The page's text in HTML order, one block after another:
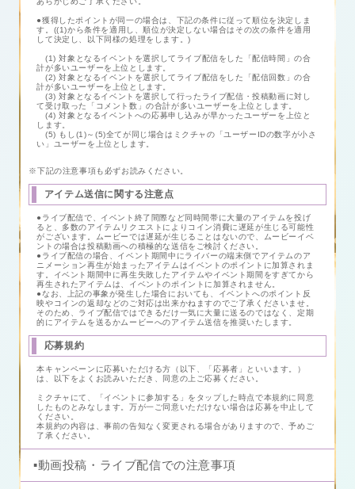
●獲得したポイントが同一の場合は、下記の条件に従って順位を決定しま
す。((1)から条件を適用し、順位が決定しない場合はその次の条件を適用
して決定し、以下同様の処理をします。)
(1) 対象となるイベントを選択してライブ配信をした「配信時間」の合
計が多いユーザーを上位とします。
(2) 対象となるイベントを選択してライブ配信をした「配信回数」の合
計が多いユーザーを上位とします。
(3) 対象となるイベントを選択して行ったライブ配信・投稿動画に対し
て受け取った「コメント数」の合計が多いユーザーを上位とします。
(4) 対象となるイベントへの応募申し込みが早かったユーザーを上位と
します。
(5) もし(1)～(5)全てが同じ場合はミクチャの「ユーザーIDの数字が小さ
い」ユーザーを上位とします。
※下記の注意事項も必ずお読みください。
アイテム送信に関する注意点
●ライブ配信で、イベント終了間際など同時間帯に大量のアイテムを投げ
ると、多数のアイテムリクエストによりコイン消費に遅延が生じる可能性
がございます。ムービーでは遅延が生じることはないので、ムービーイベ
ントの場合は投稿動画への積極的な送信をご検討ください。
●ライブ配信の場合、イベント期間中にライバーの端末側でアイテムのア
ニメーション再生が始まったアイテムはイベントのポイントに加算されま
す。イベント期間中に再生失敗したアイテムやイベント期間をすぎてから
再生されたアイテムは、イベントのポイントに加算されません。
●なお、上記の事象が発生した場合においても、イベントへのポイント反
映やコインの返却などのご対応は出来かねますのでご了承くださいませ。
そのため、ライブ配信ではできるだけ一気に大量に送るのではなく、定期
的にアイテムを送るかムービーへのアイテム送信を推奨いたします。
応募規約
本キャンペーンに応募いただける方（以下、「応募者」といいます。）
は、以下をよくお読みいただき、同意の上ご応募ください。
ミクチャにて、「イベントに参加する」をタップした時点で本規約に同意
したものとみなします。万が一ご同意いただけない場合は応募を中止して
ください。
本規約の内容は、事前の告知なく変更される場合がありますので、予めご
了承ください。
▪️動画投稿・ライブ配信での注意事項